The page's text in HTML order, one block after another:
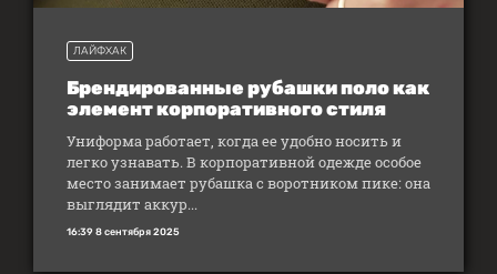
ЛАЙФХАК
Брендированные рубашки поло как
элемент корпоративного стиля
Униформа работает, когда ее удобно носить и
легко узнавать. В корпоративной одежде особое
место занимает рубашка с воротником пике: она
выглядит аккур...
16:39 8 сентября 2025